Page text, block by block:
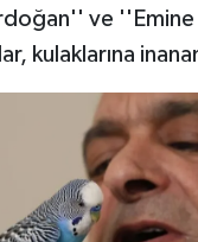
ve
kulaklarına